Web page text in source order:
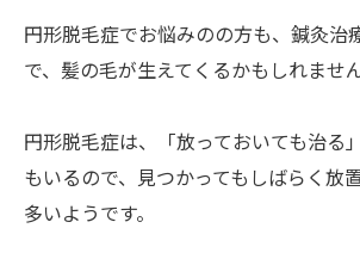
円形脱毛症でお悩みのの方も、鍼灸治
で、髪の毛が生えてくるかもしれません
円形脱毛症は、「放っておいても治る
もいるので、見つかってもしばらく放
多いようです。